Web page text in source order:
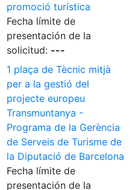
promoció turística
Fecha límite de
presentación de la
solicitud: ---
1 plaça de Tècnic mitjà
per a la gestió del
projecte europeu
Transmuntanya -
Programa de la Gerència
de Serveis de Turisme de
la Diputació de Barcelona
Fecha límite de
presentación de la